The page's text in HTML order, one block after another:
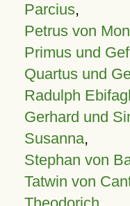
Parcius,
Petrus von
Primus und
Quartus und
Radulph
Gerhard und
Susanna,
Stephan von
Tatwin von